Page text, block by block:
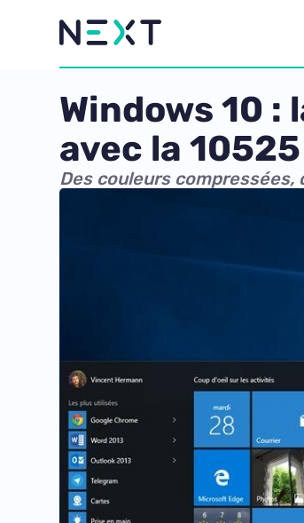
Windows 10
avec la 10525
Des couleurs compressées,